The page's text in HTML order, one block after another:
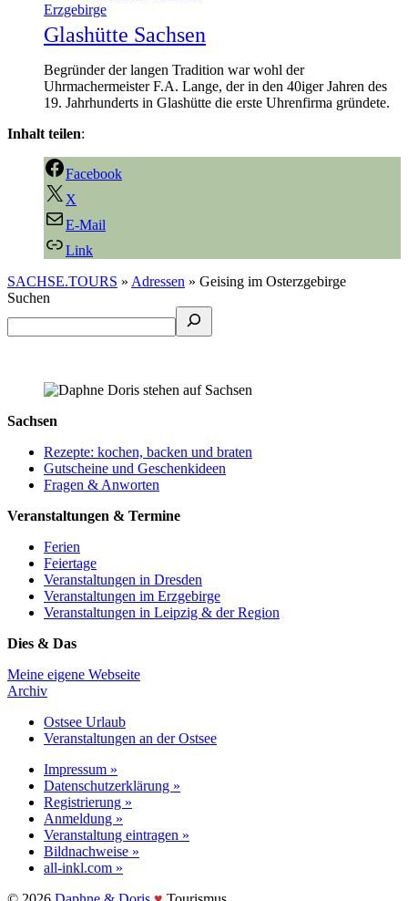
Erzgebirge
Glashütte Sachsen
Begründer der langen Tradition war wohl der
Uhrmachermeister F.A. Lange, der in den 40iger Jahren des
19. Jahrhunderts in Glashütte die erste Uhrenfirma gründete.
Inhalt teilen:
Facebook
X
E-Mail
Link
SACHSE.TOURS » Adressen » Geising im Osterzgebirge
Suchen
Sachsen
Rezepte: kochen, backen und braten
Gutscheine und Geschenkideen
Fragen & Anworten
Veranstaltungen & Termine
Ferien
Feiertage
Veranstaltungen in Dresden
Veranstaltungen im Erzgebirge
Veranstaltungen in Leipzig & der Region
Dies & Das
Meine eigene Webseite
Archiv
Ostsee Urlaub
Veranstaltungen an der Ostsee
Impressum »
Datenschutzerklärung »
Registrierung »
Anmeldung »
Veranstaltung eintragen »
Bildnachweise »
all-inkl.com »